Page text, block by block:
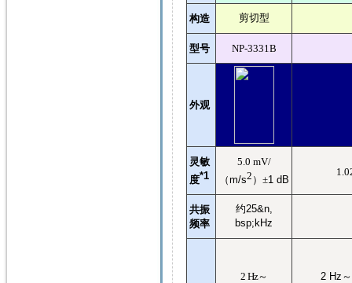
构造 剪切型
型号 NP-3331B
外观
灵敏
度*1
5.0 mV/
（m/s2 ）±1 dB
共振
频率
约25&n,
bsp;kHz
2 Hz～
2 Hz ～